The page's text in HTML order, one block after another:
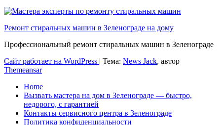
Ремонт стиральных машин в Зеленограде на дому
Профессиональный ремонт стиральных машин в Зеленограде
Сайт работает на WordPress | Тема: News Jack, автор
Themeansar
Home
Вызвать мастера на дом в Зеленограде — быстро,
недорого, с гарантией
Контакты сервисного центра в Зеленограде
Политика конфиденциальности